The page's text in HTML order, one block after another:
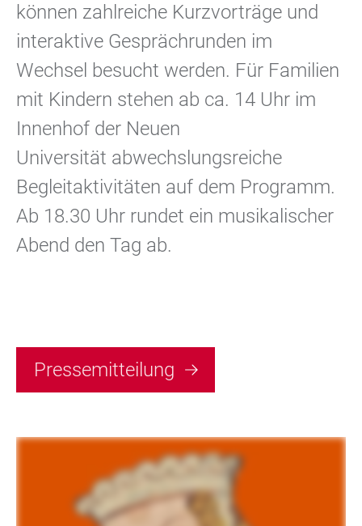
können zahlreiche Kurzvorträge und
interaktive Gesprächrunden im
Wechsel besucht werden. Für Familien
mit Kindern stehen ab ca. 14 Uhr im
Innenhof der Neuen
Universität abwechslungsreiche
Begleitaktivitäten auf dem Programm.
Ab 18.30 Uhr rundet ein musikalischer
Abend den Tag ab.
Pressemitteilung